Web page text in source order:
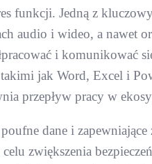
funkcji. Jedną z
audio i wideo, a nawet
i komunikować
jak Word, Excel i
przepływ pracy w
dane i
zwiększenia